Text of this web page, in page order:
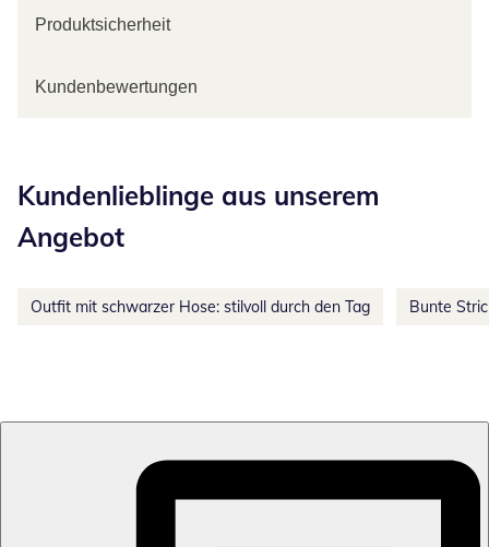
Produktsicherheit
Kundenbewertungen
Kundenlieblinge aus unserem
Angebot
Outfit mit schwarzer Hose: stilvoll durch den Tag Bunte